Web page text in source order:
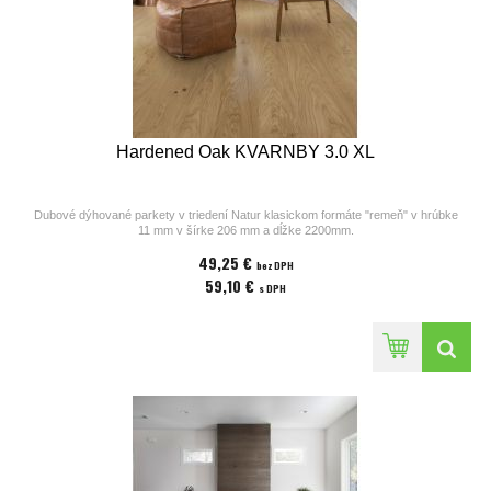
Hardened Oak KVARNBY 3.0 XL
Dubové dýhované parkety v triedení Natur klasickom formáte "remeň" v hrúbke
11 mm v šírke 206 mm a dĺžke 2200mm.
úprava parkiet pozostáva z laku v odtieni
Natural, ostrých hrán a hladkého povrchu bez kartáča. Cena za 1m2
49,25 € bez DPH
59,10 € s DPH